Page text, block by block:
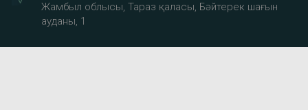
Жамбыл облысы, Тараз қаласы, Бәйтерек шағын
ауданы, 1